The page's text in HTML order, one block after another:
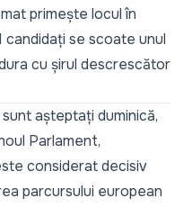
primește locul în
candidați se scoate unul
cu șirul descrescător
așteptați duminică,
Parlament,
considerat decisiv
parcursului european